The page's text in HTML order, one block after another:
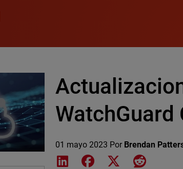
WatchGuard
01 mayo 2023 Por Brendan
Share on LinkedIn
Share on Facebook
Share on XShare on